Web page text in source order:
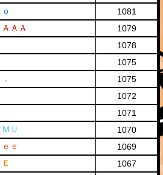
1081
ＡＡ
1079
1078
1075
1075
1072
1071
Ｕ
1070
ｅ
1069
1067